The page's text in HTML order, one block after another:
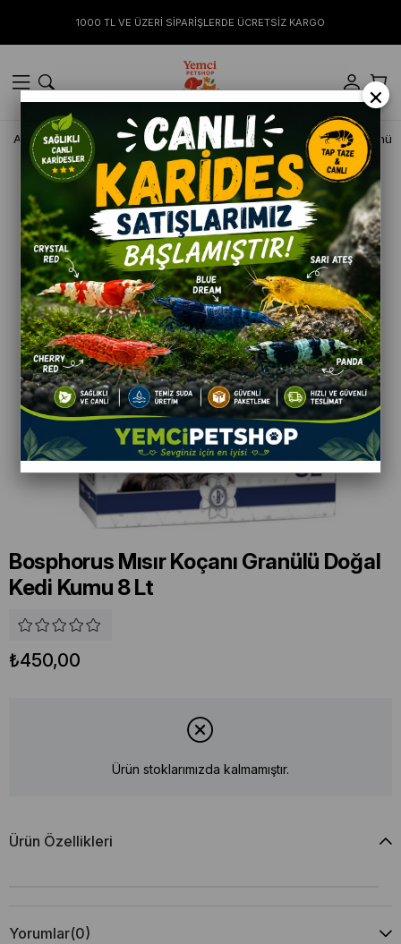
1000 TL VE ÜZERİ SİPARİŞLERDE ÜCRETSİZ KARGO
Anasayfa KEDİ Kedi Kumları Bosphorus Mısır Koçanı
Bosphorus Mısır Koçanı Granülü Doğal
Kedi Kumu 8 Lt
₺450,00
Ürün stoklarımızda kalmamıştır.
Ürün Özellikleri
Yorumlar(0)
×